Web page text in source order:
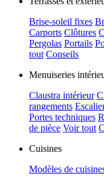
Brise-soleil fixes
Carports Clôtures
Pergolas Portails
tout Conseils
Menuiseries
Claustra intérieur
rangements
Portes techniques
de pièce Voir tout
Cuisines
Modèles de